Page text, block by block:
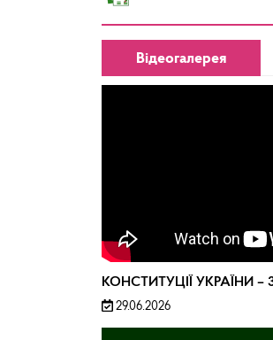
Відеогалерея
КОНСТИТУЦІЇ УКРАЇНИ –
29.06.2026